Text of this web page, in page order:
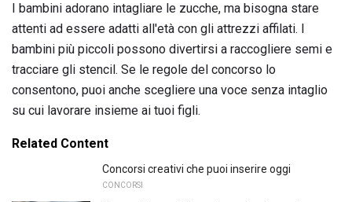
I bambini adorano intagliare le zucche, ma bisogna stare
attenti ad essere adatti all'età con gli attrezzi affilati. I
bambini più piccoli possono divertirsi a raccogliere semi e
tracciare gli stencil. Se le regole del concorso lo
consentono, puoi anche scegliere una voce senza intaglio
su cui lavorare insieme ai tuoi figli.
Related Content
Concorsi creativi che puoi inserire oggi
CONCORSI